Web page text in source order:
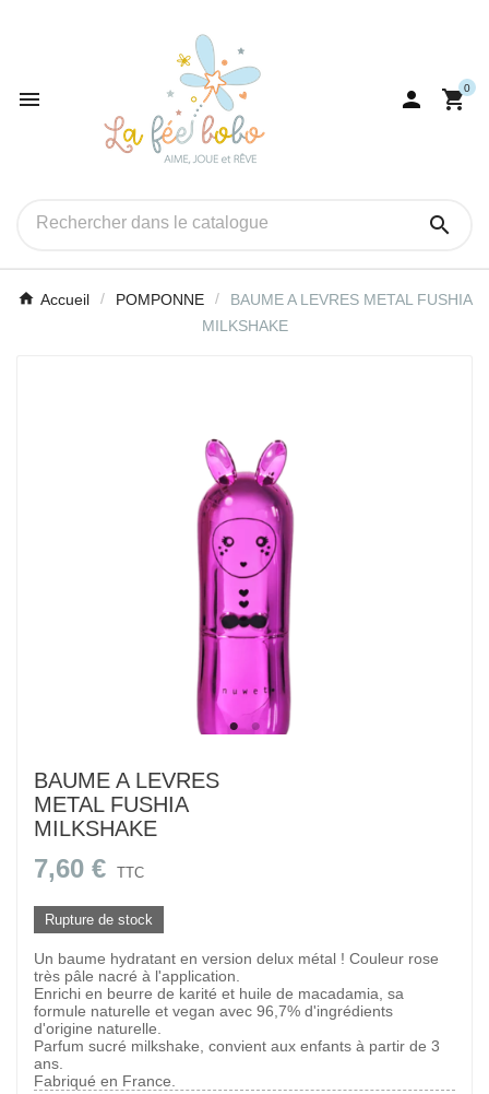
  0

Accueil POMPONNE
BAUME A LEVRES METAL FUSHIA
MILKSHAKE
BAUME A LEVRES
METAL FUSHIA
MILKSHAKE
7,60 € TTC
Rupture de stock
Un baume hydratant en version delux métal ! Couleur rose
très pâle nacré à l'application.
Enrichi en beurre de karité et huile de macadamia, sa
formule naturelle et vegan avec 96,7% d'ingrédients
d'origine naturelle.
Parfum sucré milkshake, convient aux enfants à partir de 3
ans.
Fabriqué en France.